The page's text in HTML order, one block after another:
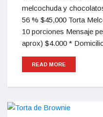
melcochuda y
56 % $45,000 Torta
10 porciones Mensaje
aprox) $4.000 *
READ MORE